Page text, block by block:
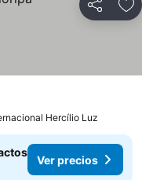
Compartir
Hercílio Luz
Ver precios